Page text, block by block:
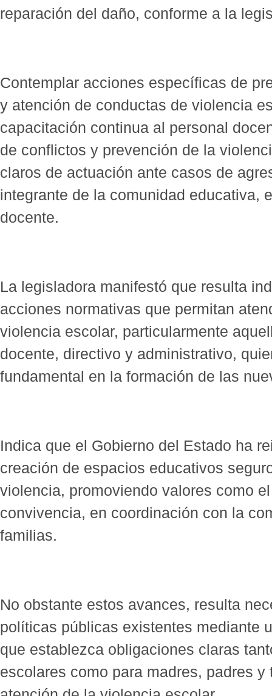
reparación del daño, conforme a la
Contemplar acciones específicas de
y atención de conductas de violencia
capacitación continua al personal
de conflictos y prevención de la
claros de actuación ante casos de
integrante de la comunidad educativa,
docente.
La legisladora manifestó que resulta
acciones normativas que permitan
violencia escolar, particularmente
docente, directivo y administrativo,
fundamental en la formación de las
Indica que el Gobierno del Estado ha
creación de espacios educativos
violencia, promoviendo valores como
convivencia, en coordinación con la
familias.
No obstante estos avances, resulta
políticas públicas existentes mediante
que establezca obligaciones claras
escolares como para madres, padres